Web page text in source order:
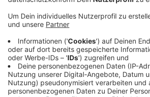
knapp über 200 Einbrüche, über 80
Vorjahr. Heute, am „Tag des
de Polizei darauf hin, wie wichtig gut
Fenster und Türen sind. Sie gibt heute
Coesfeld während des Ursulamarktes.